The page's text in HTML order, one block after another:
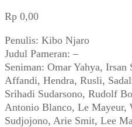
Rp 0,00
Penulis: Kibo Njaro
Judul Pameran: –
Seniman: Omar Yahya,
Affandi, Hendra, Rusli,
Srihadi Sudarsono, Rudolf
Antonio Blanco, Le Mayeur,
Sudjojono, Arie Smit, Lee